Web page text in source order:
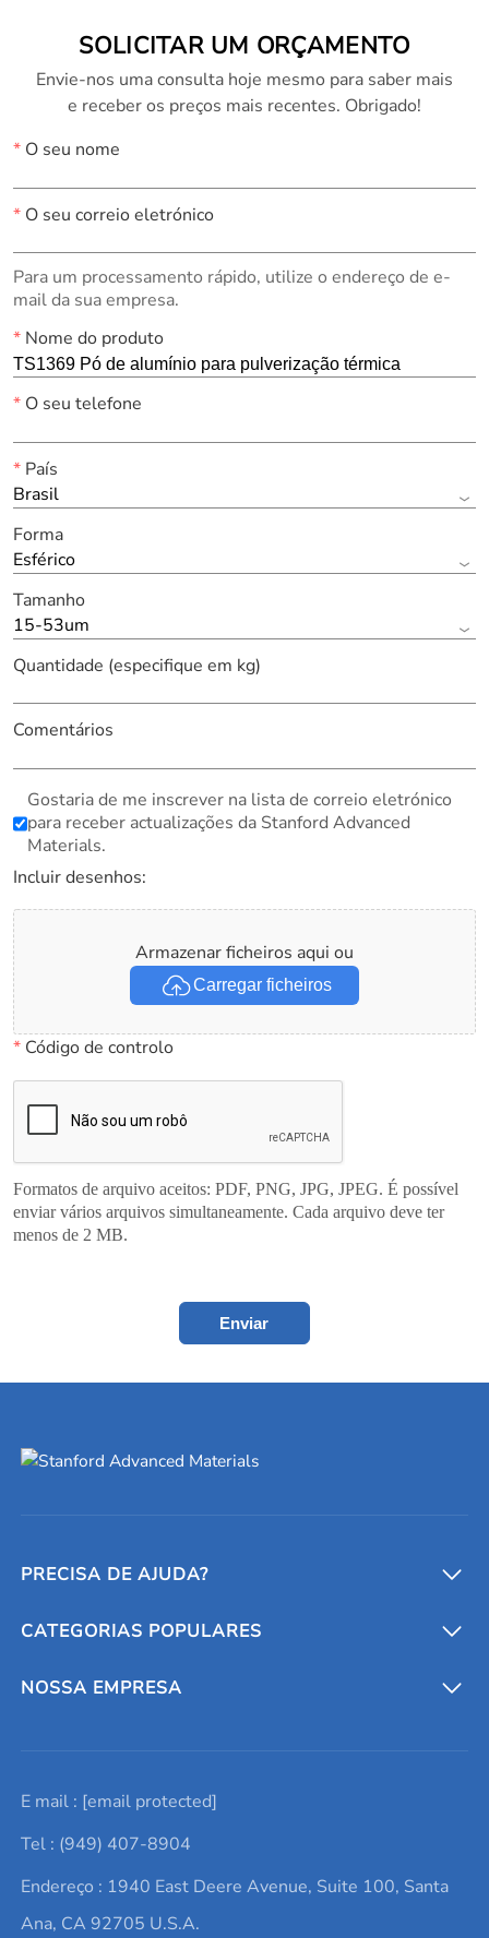
SOLICITAR UM ORÇAMENTO
Envie-nos uma consulta hoje mesmo para saber mais
e receber os preços mais recentes. Obrigado!
*O seu nome
*O seu correio eletrónico
Para um processamento rápido, utilize o endereço de e-
mail da sua empresa.
*Nome do produto
*O seu telefone
*País
Brasil
Forma
Esférico
Tamanho
15-53um
Quantidade (especifique em kg)
Comentários
Gostaria de me inscrever na lista de correio eletrónico
para receber actualizações da Stanford Advanced
Materials.
Incluir desenhos:
Armazenar ficheiros aqui ou
Carregar ficheiros
*Código de controlo
Formatos de arquivo aceitos: PDF, PNG, JPG, JPEG. É possível
enviar vários arquivos simultaneamente. Cada arquivo deve ter
menos de 2 MB.
Enviar
PRECISA DE AJUDA?
Conversores e calculadoras
Entre em contato conosco
Lista de consultas
Termos e Condições
Política de Privacidade
CATEGORIAS POPULARES
Metais refratários
Elementos de terras raras
Alvos de pulverização catódica
Ácido hialurônico
NOSSA EMPRESA
Promoções atuais
Notícias e blogs
Estudos de caso
E mail : [email protected]
Tel : (949) 407-8904
Endereço : 1940 East Deere Avenue, Suite 100, Santa
Ana, CA 92705 U.S.A.